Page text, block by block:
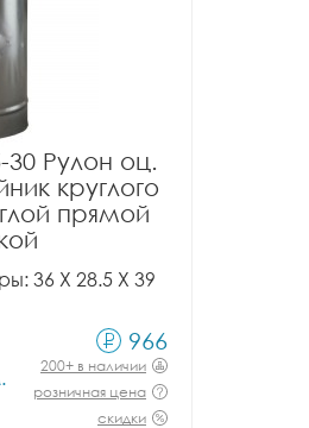
Рулон оц.
круглого
прямой
36 X 28.5 X 39
966
200+ в наличии
розничная цена
скидки